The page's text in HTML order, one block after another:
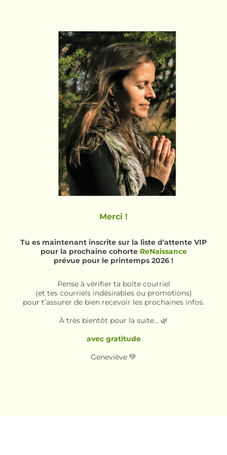
Merci !
Tu es maintenant inscrite sur la liste d'attente VIP
pour la prochaine cohorte ReNaissance
prévue pour le printemps 2026 !
Pense à vérifier ta boîte courriel
(et tes courriels indésirables ou promotions)
pour t’assurer de bien recevoir les prochaines infos.
À très bientôt pour la suite… 🌿
avec gratitude
Geneviève 💚